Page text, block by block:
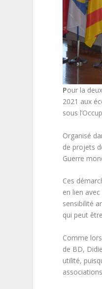
Pour la
2021 aux
sous
Organisé
de projets
Guerre
Ces
en lien
sensibilité
qui peut
Comme
de BD,
utilité,